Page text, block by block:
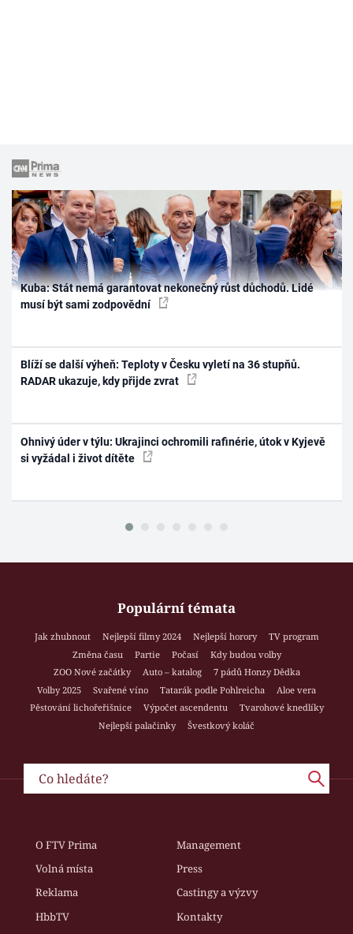
Kuba: Stát nemá garantovat nekonečný růst důchodů. Lidé
musí být sami zodpovědní
Blíží se další výheň: Teploty v Česku vyletí na 36 stupňů.
RADAR ukazuje, kdy přijde zvrat
Ohnivý úder v týlu: Ukrajinci ochromili rafinérie, útok v Kyjevě
si vyžádal i život dítěte
Populární témata
Jak zhubnout Nejlepší filmy 2024 Nejlepší horory
TV program
Změna času
Partie Počasí
Kdy budou volby
ZOO Nové začátky
Auto – katalog
7 pádů Honzy Dědka
Volby 2025
Svařené víno Tatarák podle Pohlreicha
Aloe vera
Pěstování lichořeřišnice
Výpočet ascendentu
Tvarohové knedlíky
Nejlepší palačinky
Švestkový koláč
O FTV Prima
Management
Volná místa
Press
Reklama
Castingy a výzvy
HbbTV
Kontakty